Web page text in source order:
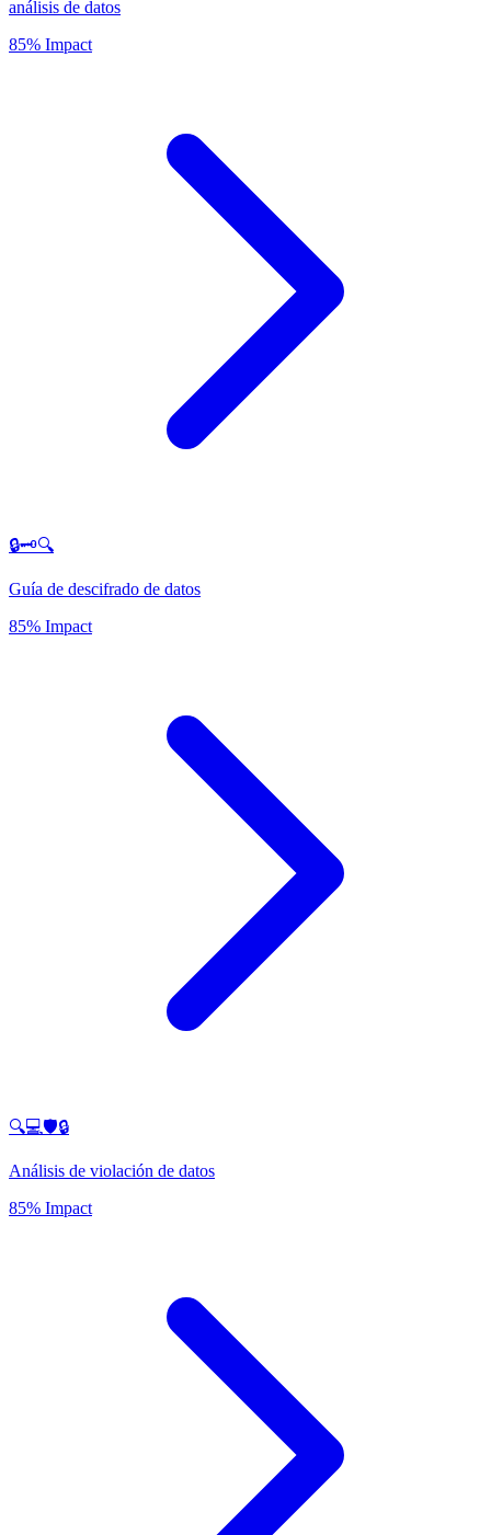
análisis de datos
85% Impact
🔒🗝️🔍
Guía de descifrado de datos
85% Impact
🔍💻🛡️🔒
Análisis de violación de datos
85% Impact